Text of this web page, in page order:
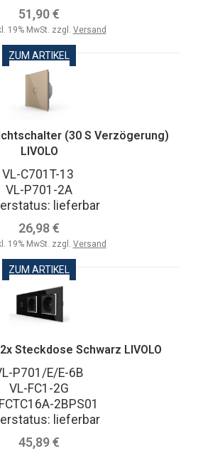
51,90 €
19% MwSt. zzgl. Versand
ZUM ARTIKEL
(30 S Verzögerung)
LIVOLO
VL-C701T-13
VL-P701-2A
lieferbar
26,98 €
19% MwSt. zzgl. Versand
ZUM ARTIKEL
Steckdose Schwarz LIVOLO
P701/E/E-6B
VL-FC1-2G
2BPS01
lieferbar
45,89 €